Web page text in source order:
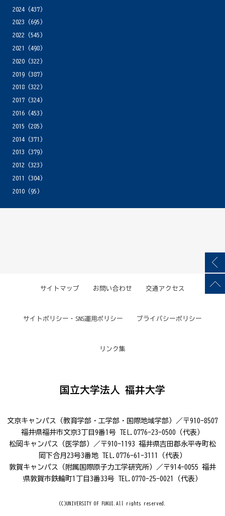
2024(437)
2023 (695)
2022 (545)
2021
(498)
2020(322)
2019(387)
2018(322)
2017(324)
2016(453)
2015 (285)
2014(371)
2013 (379)
2012 (323)
2011
(304)
2010(95)
サイトマップ お問い合わせ 交通アクセス
サイトポリシー・SNS運用ポリシー プライバシーポリシー
リンク集
国立大学法人 福井大学
文京キャンパス（教育学部・工学部・国際地域学部）／〒910-8507
福井県福井市文京3丁目9番1号 TEL.0776-23-0500（代表）
松岡キャンパス（医学部）／〒910-1193 福井県吉田郡永平寺町松
岡下合月23号3番地 TEL.0776-61-3111（代表）
敦賀キャンパス（附属国際原子力工学研究所）／〒914-0055 福井
県敦賀市鉄輪町1丁目3番33号 TEL.0770-25-0021（代表）
(C)UNIVERSITY OF FUKUI.All rights reserved.